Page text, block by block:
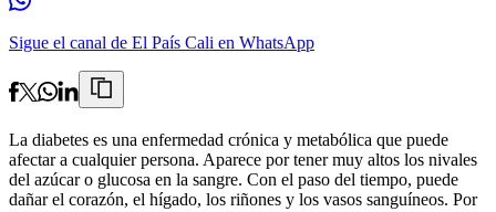
Sigue el canal de El País Cali en WhatsApp
La diabetes es una enfermedad crónica y metabólica que puede
afectar a cualquier persona. Aparece por tener muy altos los nivales
del azúcar o glucosa en la sangre. Con el paso del tiempo, puede
dañar el corazón, el hígado, los riñones y los vasos sanguíneos. Por